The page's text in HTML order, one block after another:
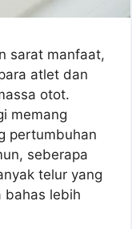
sarat manfaat,
atlet dan
otot.
memang
pertumbuhan
seberapa
telur yang
bahas lebih